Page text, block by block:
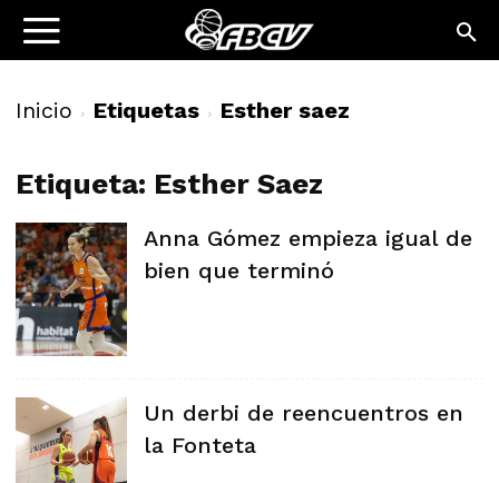
Inicio Etiquetas Esther saez
Etiqueta: Esther Saez
Anna Gómez empieza igual de
bien que terminó
Un derbi de reencuentros en
la Fonteta